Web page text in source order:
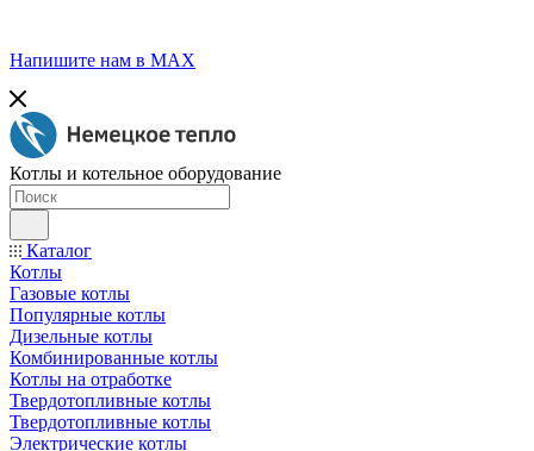
Напишите нам в МАХ
Котлы и котельное оборудование
Каталог
Котлы
Газовые котлы
Популярные котлы
Дизельные котлы
Комбинированные котлы
Котлы на отработке
Твердотопливные котлы
Твердотопливные котлы
Электрические котлы